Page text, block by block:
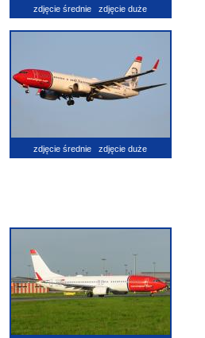
zdjęcie średnie zdjęcie duże
zdjęcie średnie zdjęcie duże